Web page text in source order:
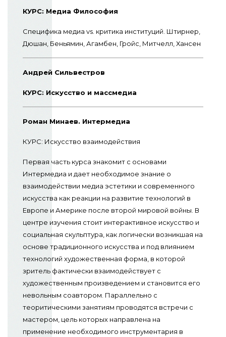
КУРС: Медиа Философия
Специфика медиа vs. критика институций. Штирнер,
Дюшан, Беньямин, Агамбен, Гройс, Митчелл, Хансен
Андрей Сильвестров
КУРС: Искусство и массмедиа
Роман Минаев. Интермедиа
КУРС: Искусство взаимодействия
Первая часть курса знакомит с основами
Интермедиа и дает необходимое знание о
взаимодействии медиа эстетики и современного
искусства как реакции на развитие технологий в
Европе и Америке после второй мировой войны. В
центре изучения стоит интерактивное искусство и
социальная скульптура, как логически возникшая на
основе традиционного искусства и под влиянием
технологий художественная форма, в которой
зритель фактически взаимодействует с
художественным произведением и становится его
невольным соавтором. Параллельно с
теоритическими занятиям проводятся встречи с
мастером, цель которых направлена на
применение необходимого инструментария в